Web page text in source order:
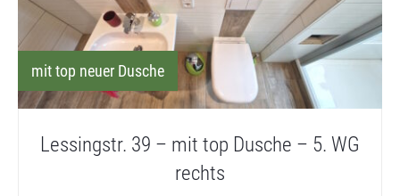
mit top neuer Dusche
Lessingstr. 39 – mit top Dusche – 5. WG
rechts